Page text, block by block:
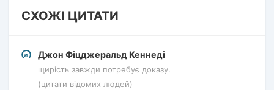
СХОЖІ ЦИТАТИ
Джон Фіцджеральд Кеннеді
щирість завжди потребує доказу.
(цитати відомих людей)